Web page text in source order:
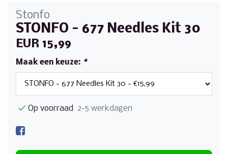
Stonfo
STONFO - 677 Needles Kit 30
EUR 15,99
Maak een keuze: *
Op voorraad 2-5 werkdagen